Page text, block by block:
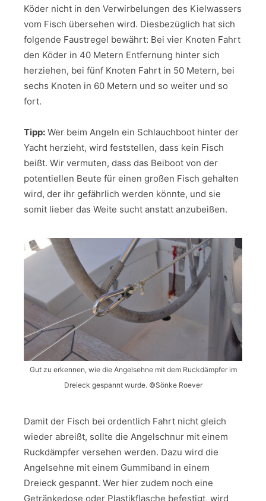
Köder nicht in den Verwirbelungen des Kielwassers
vom Fisch übersehen wird. Diesbezüglich hat sich
folgende Faustregel bewährt: Bei vier Knoten Fahrt
den Köder in 40 Metern Entfernung hinter sich
herziehen, bei fünf Knoten Fahrt in 50 Metern, bei
sechs Knoten in 60 Metern und so weiter und so
fort.
Tipp: Wer beim Angeln ein Schlauchboot hinter der
Yacht herzieht, wird feststellen, dass kein Fisch
beißt. Wir vermuten, dass das Beiboot von der
potentiellen Beute für einen großen Fisch gehalten
wird, der ihr gefährlich werden könnte, und sie
somit lieber das Weite sucht anstatt anzubeißen.
Gut zu erkennen, wie die Angelsehne mit dem Ruckdämpfer im
Dreieck gespannt wurde. ©Sönke Roever
Damit der Fisch bei ordentlich Fahrt nicht gleich
wieder abreißt, sollte die Angelschnur mit einem
Ruckdämpfer versehen werden. Dazu wird die
Angelsehne mit einem Gummiband in einem
Dreieck gespannt. Wer hier zudem noch eine
Getränkedose oder Plastikflasche befestigt, wird